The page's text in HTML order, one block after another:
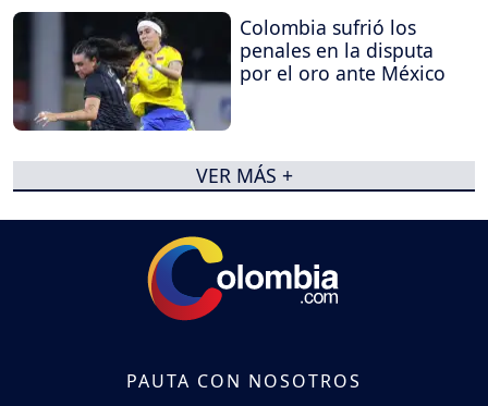
Colombia sufrió los
penales en la disputa
por el oro ante México
VER MÁS +
PAUTA CON NOSOTROS